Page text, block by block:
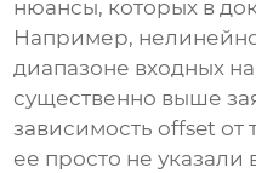
нюансы, которых в
Например,
диапазоне входных
существенно выше
зависимость offset
ее просто не указали